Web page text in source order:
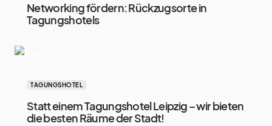
Networking fördern: Rückzugsorte in
Tagungshotels
TAGUNGSHOTEL
Statt einem Tagungshotel Leipzig – wir bieten
die besten Räume der Stadt!